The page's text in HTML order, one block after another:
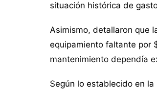
situación histórica de
Asimismo, detallaron que
equipamiento faltante por
mantenimiento dependía
Según lo establecido en